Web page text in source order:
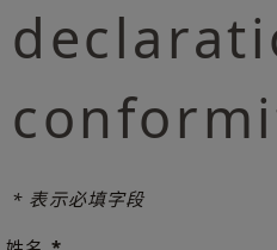
* 表示必填字段